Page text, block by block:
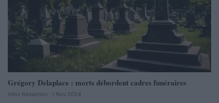
Grégory Delaplace : morts débordent cadres funéraires
Infos Rédaction · 1 Nov 2024